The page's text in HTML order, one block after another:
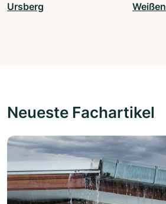
Ursberg
Neueste Fachartikel